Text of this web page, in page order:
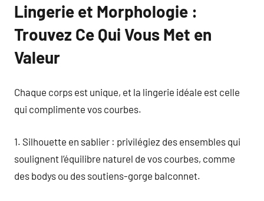
Lingerie et Morphologie :
Trouvez Ce Qui Vous Met en
Valeur
Chaque corps est unique, et la lingerie idéale est celle
qui complimente vos courbes.
1. Silhouette en sablier : privilégiez des ensembles qui
soulignent l’équilibre naturel de vos courbes, comme
des bodys ou des soutiens-gorge balconnet.